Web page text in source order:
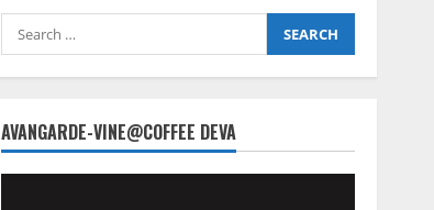
Search
for:
AVANGARDE-VINE@COFFEE DEVA